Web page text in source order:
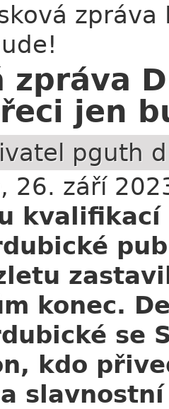
zpráva
zpráva
jen
pguth
26. září
konec.
se
kdo